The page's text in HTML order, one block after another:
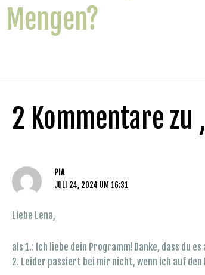
Mengen?
2 Kommentare zu
PIA
JULI 24, 2024 UM 16:31
Liebe Lena,
als 1.: Ich liebe dein Programm! Danke, dass du
2. Leider passiert bei mir nicht, wenn ich auf